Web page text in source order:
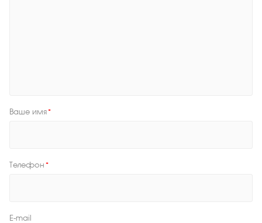
Ваше имя*
Телефон *
E-mail